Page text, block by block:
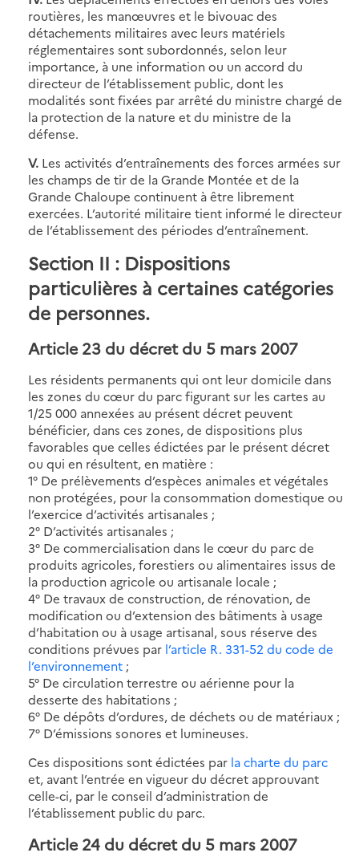
routières, les manœuvres et le bivouac des
détachements militaires avec leurs matériels
réglementaires sont subordonnés, selon leur
importance, à une information ou un accord du
directeur de l’établissement public, dont les
modalités sont fixées par arrêté du ministre chargé de
la protection de la nature et du ministre de la
défense.
V. Les activités d’entraînements des forces armées sur
les champs de tir de la Grande Montée et de la
Grande Chaloupe continuent à être librement
exercées. L’autorité militaire tient informé le directeur
de l’établissement des périodes d’entraînement.
Section II : Dispositions
particulières à certaines catégories
de personnes.
Article 23 du décret du 5 mars 2007
Les résidents permanents qui ont leur domicile dans
les zones du cœur du parc figurant sur les cartes au
1/25 000 annexées au présent décret peuvent
bénéficier, dans ces zones, de dispositions plus
favorables que celles édictées par le présent décret
ou qui en résultent, en matière :
1° De prélèvements d’espèces animales et végétales
non protégées, pour la consommation domestique ou
l’exercice d’activités artisanales ;
2° D’activités artisanales ;
3° De commercialisation dans le cœur du parc de
produits agricoles, forestiers ou alimentaires issus de
la production agricole ou artisanale locale ;
4° De travaux de construction, de rénovation, de
modification ou d’extension des bâtiments à usage
d’habitation ou à usage artisanal, sous réserve des
conditions prévues par l’article R. 331-52 du code de
l’environnement ;
5° De circulation terrestre ou aérienne pour la
desserte des habitations ;
6° De dépôts d’ordures, de déchets ou de matériaux ;
7° D’émissions sonores et lumineuses.
Ces dispositions sont édictées par la charte du parc
et, avant l’entrée en vigueur du décret approuvant
celle-ci, par le conseil d’administration de
l’établissement public du parc.
Article 24 du décret du 5 mars 2007